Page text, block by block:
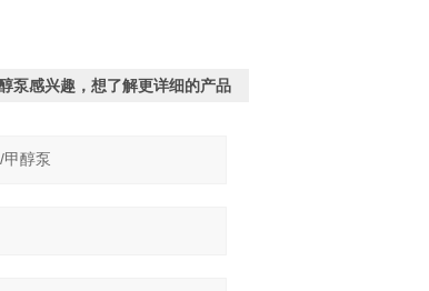
泵感兴趣，想了解更详细的产品